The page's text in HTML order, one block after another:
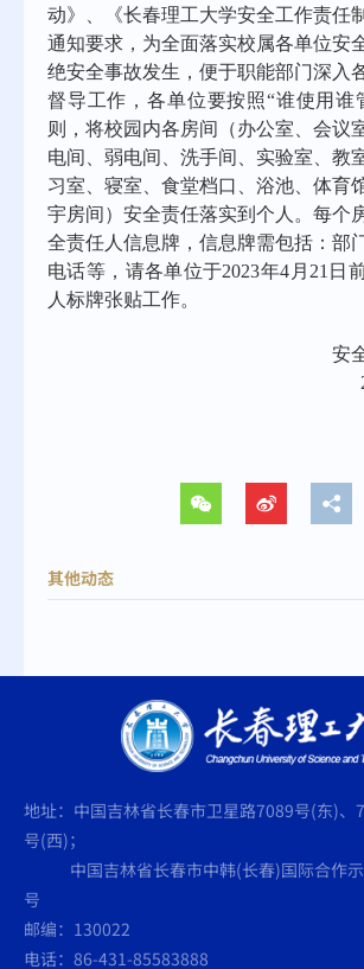
动》、《长春理工大学安全工作责任
通知要求，为全面落实校属各单位安
绝安全事故发生，便于职能部门深入
督导工作，各单位要按照“谁使用谁
则，将校园内各房间（办公室、会议
电间、弱电间、洗手间、实验室、教
习室、寝室、食堂档口、浴池、体育
宇房间）安全责任落实到个人。每个
全责任人信息牌，信息牌需包括：部
电话等，请各单位于2023年4月21日
人标牌张贴工作。
安
其他动态
地址：中国吉林省长春市卫星路7089号(东)、
号(西)；
中国吉林省长春市中韩(长春)国际合作示
号
邮编：130022
电话：86-431-85583888